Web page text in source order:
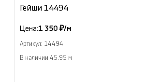
Гейши 14494
Цена:1 350 ₽/м
Артикул: 14494
В наличии 45.95 м